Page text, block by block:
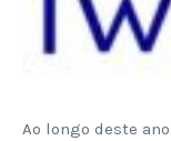
Ao longo deste